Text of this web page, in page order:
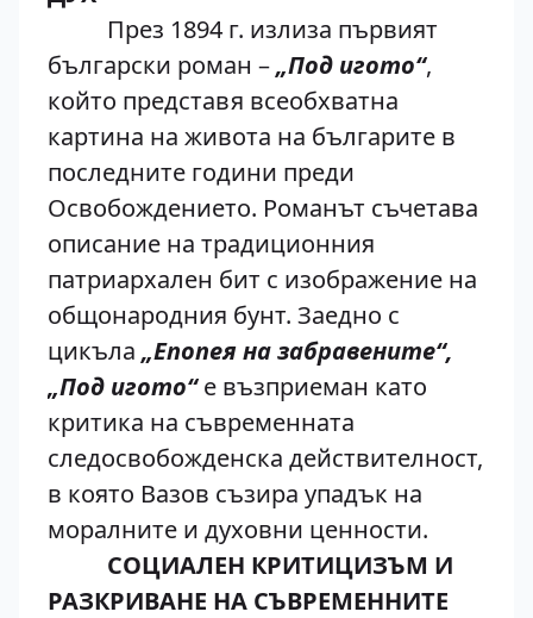
През 1894 г. излиза първият
български роман –„Под игото“,
който представя всеобхватна
картина на живота на българите в
последните години преди
Освобождението. Романът съчетава
описание на традиционния
патриархален бит с изображение на
общонародния бунт. Заедно с
цикъла „Епопея на забравените“,
„Под игото“е възприеман като
критика на съвременната
следосвобожденска действителност,
в която Вазов съзира упадък на
моралните и духовни ценности.
СОЦИАЛЕН КРИТИЦИЗЪМ И
РАЗКРИВАНЕ НА СЪВРЕМЕННИТЕ